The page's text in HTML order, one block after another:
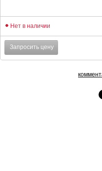
Нет в наличии
Запросить цену